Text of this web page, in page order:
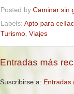
Posted by Caminar sin
Labels: Apto para
Turismo, Viajes
Entradas más
Suscribirse a: Entradas